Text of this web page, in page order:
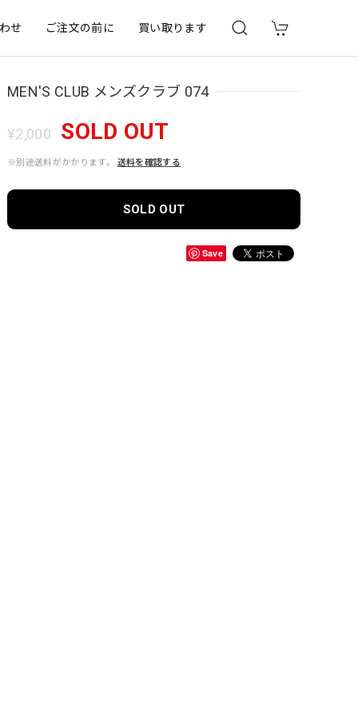
せ ご注文の前に 買い取ります
MEN'S CLUB メンズクラブ 074
¥2,000 SOLD OUT
※別途送料がかかります。 送料を確認する
SOLD OUT
Save